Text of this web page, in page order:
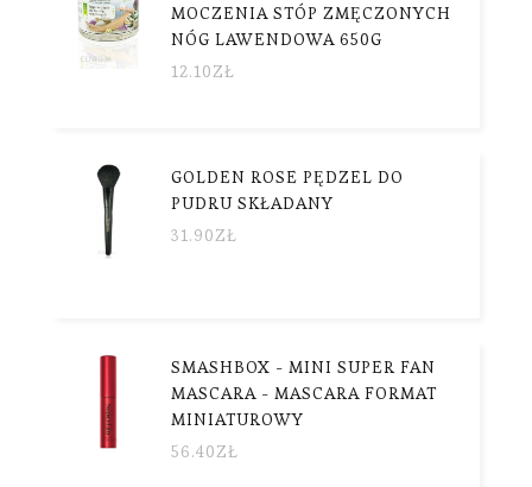
MOCZENIA STÓP ZMĘCZONYCH
NÓG LAWENDOWA 650G
12.10ZŁ
GOLDEN ROSE PĘDZEL DO
PUDRU SKŁADANY
31.90ZŁ
SMASHBOX - MINI SUPER FAN
MASCARA - MASCARA FORMAT
MINIATUROWY
56.40ZŁ